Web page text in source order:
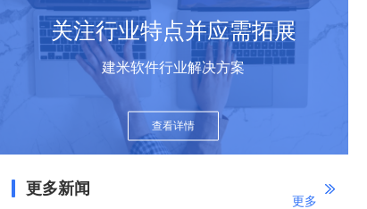
关注行业特点并应需拓展
建米软件行业解决方案
查看详情
更多新闻
更多